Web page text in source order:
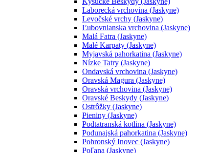
Laborecká vrchovina (Jaskyne)
Levočské vrchy (Jaskyne)
Ľubovnianska vrchovina (Jaskyne)
Malá Fatra (Jaskyne)
Malé Karpaty (Jaskyne)
Myjavská pahorkatina (Jaskyne)
Nízke Tatry (Jaskyne)
Ondavská vrchovina (Jaskyne)
Oravská Magura (Jaskyne)
Oravská vrchovina (Jaskyne)
Oravské Beskydy (Jaskyne)
Ostrôžky (Jaskyne)
Pieniny (Jaskyne)
Podtatranská kotlina (Jaskyne)
Podunajská pahorkatina (Jaskyne)
Pohronský Inovec (Jaskyne)
Poľana (Jaskyne)